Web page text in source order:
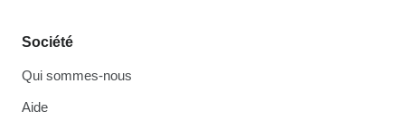
Société
Qui sommes-nous
Aide